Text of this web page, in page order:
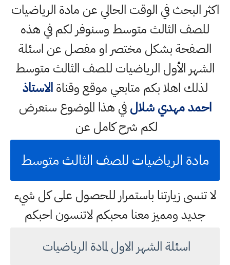
اكثر البحث في الوقت الحالي عن مادة الرياضيات
للصف الثالث متوسط وسنوفر لكم في هذه
الصفحة بشكل مختصر او مفصل عن اسئلة
الشهر الأول الرياضيات للصف الثالث متوسط
لذلك اهلا بكم متابعي موقع وقناةالاستاذ
احمد مهدي شلالفي هذا الموضوع سنعرض
لكم شرح كامل عن
مادة الرياضيات للصف الثالث متوسط
لا تنسى زيارتنا باستمرار للحصول على كل شيء
جديد ومميز معنا محبكم لاتنسون احبكم
اسئلة الشهر الاول لمادة الرياضيات